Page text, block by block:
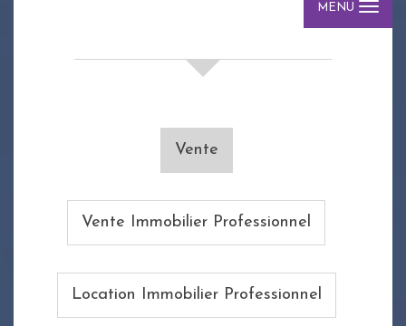
MENU
Vente
Vente Immobilier Professionnel
Location Immobilier Professionnel